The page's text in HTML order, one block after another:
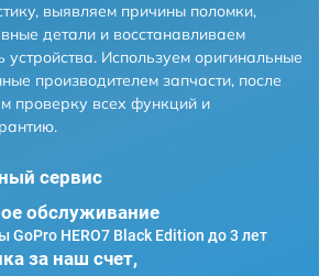
выявляем причины поломки,
детали и восстанавливаем
устройства. Используем оригинальные
производителем запчасти, после
проверку всех функций и
сервис
обслуживание
HERO7 Black Edition до 3 лет
за наш счет,